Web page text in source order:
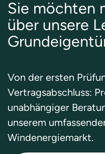
Sie möchten
über unsere
Von der ersten
Vertragsabschluss:
unabhängiger
unserem
Windenergiemarkt.